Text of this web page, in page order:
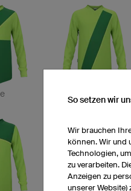
So setzen wir
Wir brauchen
können. Wir und
Technologien,
zu verarbeiten.
Anzeigen zu
unserer